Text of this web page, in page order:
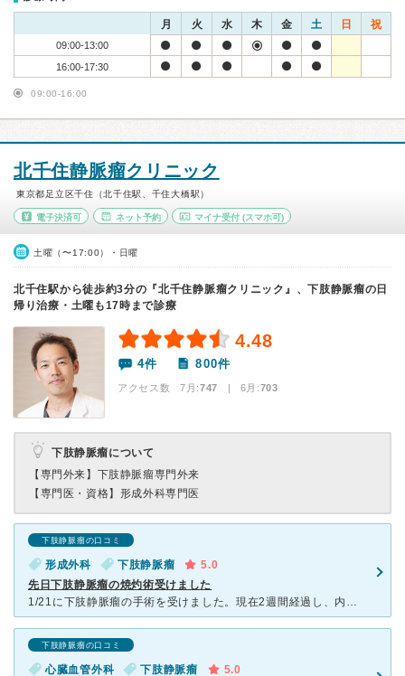
月 火 水 木 金 土 日 祝
09:00-13:00
16:00-17:30
09:00-16:00
北千住静脈瘤クリニック
東京都足立区千住（北千住駅、千住大橋駅）
電子決済可 ネット予約 マイナ受付 (スマホ可)
土曜（〜17:00）・日曜
北千住駅から徒歩約3分の『北千住静脈瘤クリニック』、下肢静脈瘤の日
帰り治療・土曜も17時まで診療
4.48
4件 800件
アクセス数 7月:747 | 6月:703
下肢静脈瘤について
【専門外来】 下肢静脈瘤専門外来
【専門医・資格】 形成外科専門医
下肢静脈瘤の口コミ
形成外科 下肢静脈瘤
5.0
先日下肢静脈瘤の焼灼術受けました
1/21に下肢静脈瘤の手術を受けました。現在2週間経過し、内出血も取れ現在毎日弾性ストッキングを履いてリハビリ中です。 受診前は駅やショッピングで階段を上っている時、ふくらはぎが重くなって、妻と買い
下肢静脈瘤の口コミ
心臓血管外科 下肢静脈瘤 5.0